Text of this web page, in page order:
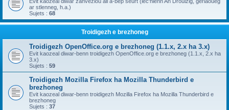
ar stlenneg, h.a.)
Sujets : 68
Troidigezh e brezhoneg
Troidigezh OpenOffice.org e brezhoneg (1.1.x, 2.x ha 3.x)
Evit kaozeal diwar-benn troidigezh OpenOffice.org e brezhoneg (1.1.x, 2.x ha
3.x)
Sujets : 59
Troidigezh Mozilla Firefox ha Mozilla Thunderbird e
brezhoneg
Evit kaozeal diwar-benn troidigezh Mozilla Firefox ha Mozilla Thunderbird e
brezhoneg
Sujets : 37